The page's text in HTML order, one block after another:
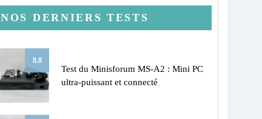
NOS DERNIERS TESTS
8.8
Test du Minisforum MS-A2 : Mini PC
ultra-puissant et connecté